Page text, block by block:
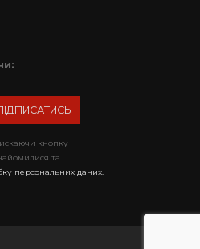
кнопку
та
персональних даних.